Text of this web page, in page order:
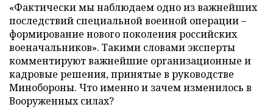
«Фактически мы наблюдаем одно из важнейших
последствий специальной военной операции –
формирование нового поколения российских
военачальников». Такими словами эксперты
комментируют важнейшие организационные и
кадровые решения, принятые в руководстве
Минобороны. Что именно и зачем изменилось в
Вооруженных силах?